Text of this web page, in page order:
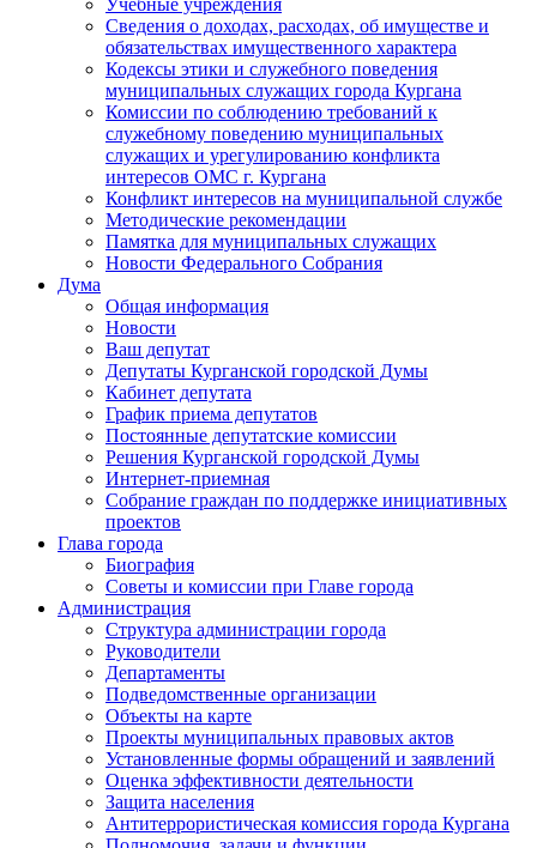
Учебные учреждения
Сведения о доходах, расходах, об имуществе и
обязательствах имущественного характера
Кодексы этики и служебного поведения
муниципальных служащих города Кургана
Комиссии по соблюдению требований к
служебному поведению муниципальных
служащих и урегулированию конфликта
интересов ОМС г. Кургана
Конфликт интересов на муниципальной службе
Методические рекомендации
Памятка для муниципальных служащих
Новости Федерального Cобрания
Дума
Общая информация
Новости
Ваш депутат
Депутаты Курганской городской Думы
Кабинет депутата
График приема депутатов
Постоянные депутатские комиссии
Решения Курганской городской Думы
Интернет-приемная
Собрание граждан по поддержке инициативных
проектов
Глава города
Биография
Советы и комиссии при Главе города
Администрация
Структура администрации города
Руководители
Департаменты
Подведомственные организации
Объекты на карте
Проекты муниципальных правовых актов
Установленные формы обращений и заявлений
Оценка эффективности деятельности
Защита населения
Антитеррористическая комиссия города Кургана